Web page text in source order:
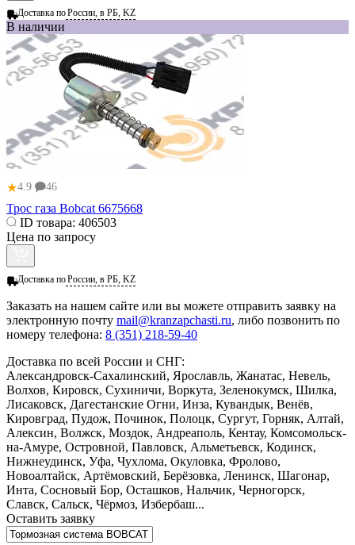
Доставка поРоссии, в РБ, KZ
В наличии
★4.9 46
Трос газа Bobcat 6675668
ID товара: 406503
Цена по запросу
Доставка поРоссии, в РБ, KZ
Заказать на нашем сайте или вы можете отправить заявку на
электронную почту mail@kranzapchasti.ru, либо позвонить по
номеру телефона: 8 (351) 218-59-40
Доставка по всей России и СНГ:
Александровск-Сахалинский, Ярославль, Жанатас, Невель,
Волхов, Кировск, Сухиничи, Воркута, Зеленокумск, Шилка,
Лисаковск, Дагестанские Огни, Инза, Кувандык, Венёв,
Кировград, Пудож, Починок, Полоцк, Сургут, Горняк, Алтай,
Алексин, Волжск, Моздок, Андреаполь, Кентау, Комсомольск-
на-Амуре, Островной, Павловск, Альметьевск, Кодинск,
Нижнеудинск, Уфа, Чухлома, Окуловка, Фролово,
Новоалтайск, Артёмовский, Берёзовка, Ленинск, Шагонар,
Инта, Сосновый Бор, Осташков, Нальчик, Черногорск,
Славск, Сальск, Чёрмоз, Избербаш...
Оставить заявку